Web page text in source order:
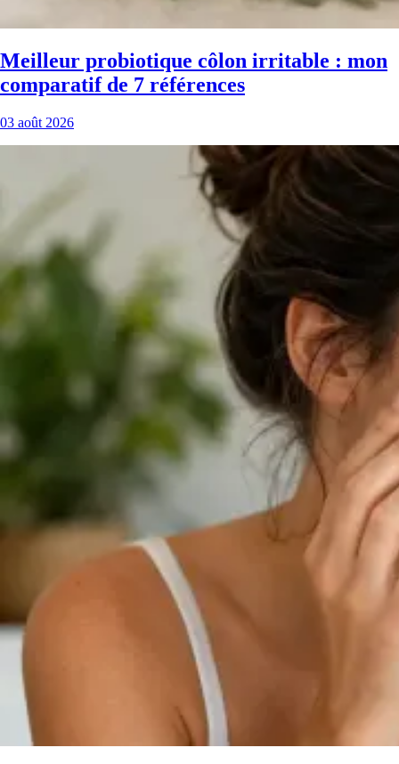
Meilleur probiotique côlon irritable : mon
comparatif de 7 références
03 août 2026